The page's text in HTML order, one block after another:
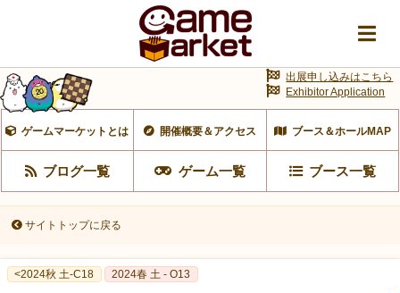
ゲームマーケットとは 開催概要＆アクセス ブース＆ホールMAP
ブログ一覧 ゲーム一覧 ブース一覧
出展申し込みはこちら
Exhibitor Application
サイトトップに戻る
<2024秋 土-C18 2024春 土 - O13